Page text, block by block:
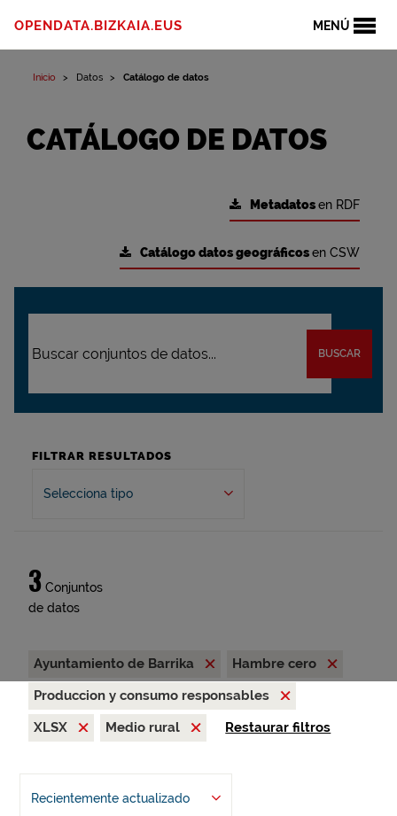
MENÚ
OPENDATA.BIZKAIA.EUS
Inicio Datos Catálogo de datos
CATÁLOGO DE DATOS
Metadatosen RDF
Catálogo datos geográficosen CSW
BUSCAR
FILTRAR RESULTADOS
Selecciona tipo
3 Conjuntos
de datos
Ayuntamiento de Barrika
Hambre cero
Produccion y consumo responsables
XLSX
Medio rural Restaurar filtros
Recientemente actualizado